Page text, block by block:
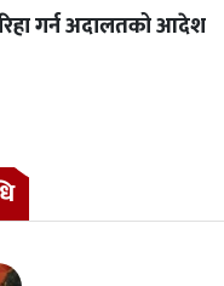
रिहा गर्न अदालतको आदेश